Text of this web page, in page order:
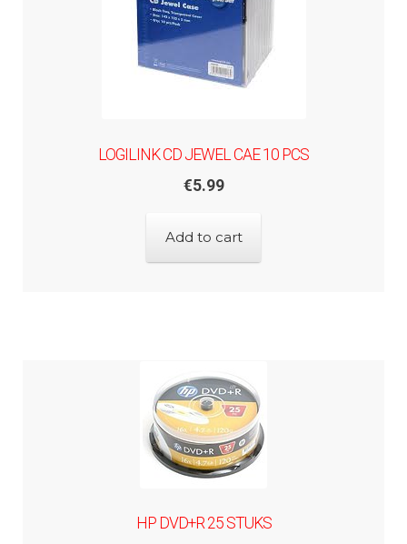
LOGILINK CD JEWEL CAE 10 PCS
€5.99
Add to cart
HP DVD+R 25 STUKS